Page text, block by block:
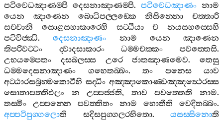
පටිවෙධඤාණම‍්පි දෙසනාඤාණම‍්පි. පටිවෙධඤාණං නාම
යෙන
ඤාණෙන බොධිපල‍්ලඞ‍්කෙ නිසින‍්නො
චත‍්තාරි
සච‍්චානි
සොළසහාකාරෙහි සට‍්ඨියා ච
නයසහස‍්සෙහි
පටිවිජ‍්ඣි.දෙසනාඤාණං නාම යෙන
ඤාණෙන
තිපරිවට‍්ටං
ද‍්වාදසාකාරං ධම‍්මචක‍්කං පවත‍්තෙසි.
උභයම‍්පෙතං
දසබලස‍්ස උරෙ ජාතඤාණමෙව. තෙසු
ධම‍්මදෙසනාඤාණං
ගහෙතබ‍්බං. තං පනෙස
යාව
අට‍්ඨාරසබ්‍රහ‍්මකොටීහි සද‍්ධිං අඤ‍්ඤාකොණ‍්ඩඤ‍්ඤත්‍ථෙරස‍්ස
සොතාපත‍්තිඵලං
න උප‍්පජ‍්ජති, තාව පවත‍්තෙති නාම.
තස‍්මිං
උප‍්පන‍්නෙ පවත‍්තිතං නාම හොතීති වෙදිතබ‍්බං.
අප‍්පටිපුග‍්ගලොති සදිසපුග‍්ගලරහිතො. යසස‍්සිනොති